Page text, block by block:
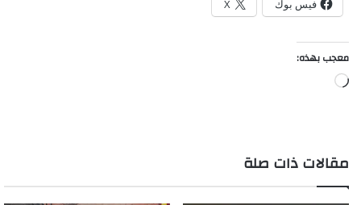
فيس بوك X
معجب بهذه:
جاري
مقالات ذات صلة